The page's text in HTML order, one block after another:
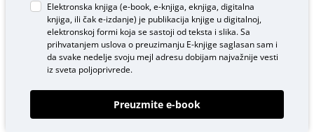
Elektronska knjiga (e-book, e-knjiga, eknjiga, digitalna
knjiga, ili čak e-izdanje) je publikacija knjige u digitalnoj,
elektronskoj formi koja se sastoji od teksta i slika. Sa
prihvatanjem uslova o preuzimanju E-knjigesaglasan sam i
da svake nedelje svoju mejl adresu dobijam najvažnije vesti
iz sveta poljoprivrede.
Preuzmite e-book